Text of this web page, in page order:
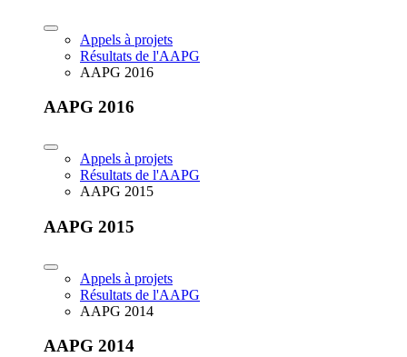
Appels à projets
Résultats de l'AAPG
AAPG 2016
AAPG 2016
Appels à projets
Résultats de l'AAPG
AAPG 2015
AAPG 2015
Appels à projets
Résultats de l'AAPG
AAPG 2014
AAPG 2014